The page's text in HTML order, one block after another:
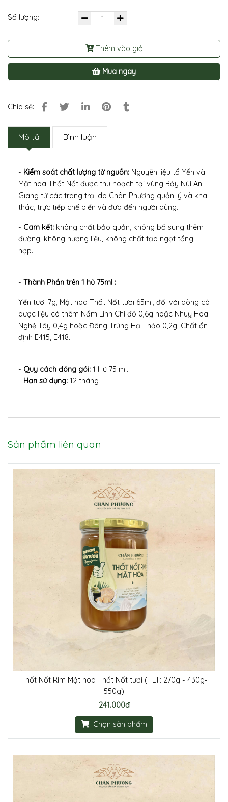
Số lượng:
Thêm vào giỏ
Mua ngay
Chia sẻ:
Mô tả Bình luận
- Kiểm soát chất lượng từ nguồn: Nguyên liệu tổ Yến và
Mật hoa Thốt Nốt được thu hoạch tại vùng Bảy Núi An
Giang từ các trang trại do Chân Phương quản lý và khai
thác, trực tiếp chế biến và đưa đến người dùng.
- Cam kết: không chất bảo quản, không bổ sung thêm
đường, không hương liệu, không chất tạo ngọt tổng
hợp.
- Thành Phần trên 1 hũ 75ml :
Yến tươi 7g, Mật hoa Thốt Nốt tươi 65ml, đối với dòng có
dược liệu có thêm Nấm Linh Chi đỏ 0,6g hoặc Nhuỵ Hoa
Nghệ Tây 0,4g hoặc Đông Trùng Hạ Thảo 0,2g, Chất ổn
định E415, E418.
- Quy cách đóng gói: 1 Hũ 75 ml.
- Hạn sử dụng: 12 tháng
Sản phẩm liên quan
Thốt Nốt Rim Mật hoa Thốt Nốt tươi (TLT: 270g - 430g-
550g)
241.000đ
Chọn sản phẩm